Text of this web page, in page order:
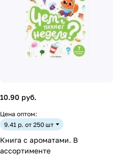
10.90 руб.
Цена оптом:
9.41 р. от 250 шт
Книга с ароматами. В
ассортименте